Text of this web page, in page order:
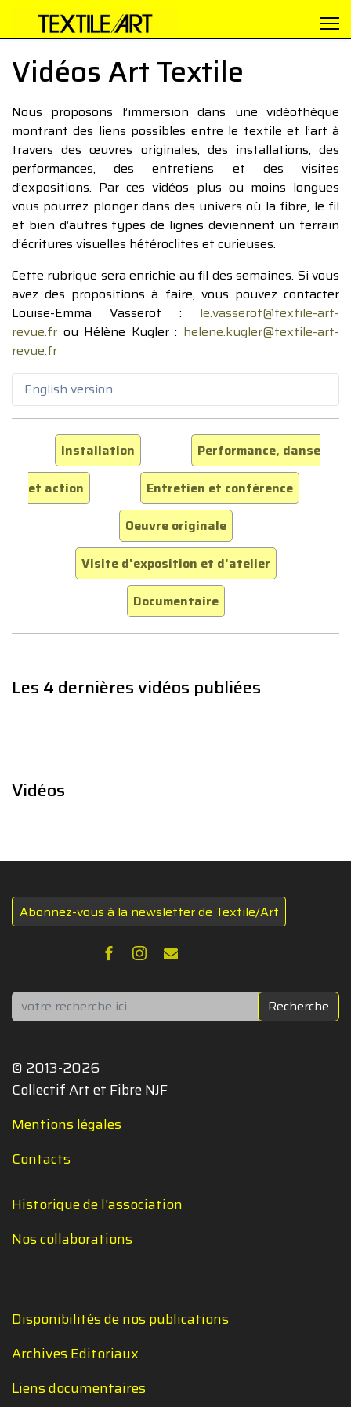
Vidéos Art Textile
Nous proposons l’immersion dans une vidéothèque
montrant des liens possibles entre le textile et l’art à
travers des œuvres originales, des installations, des
performances, des entretiens et des visites
d’expositions. Par ces vidéos plus ou moins longues
vous pourrez plonger dans des univers où la fibre, le fil
et bien d’autres types de lignes deviennent un terrain
d’écritures visuelles hétéroclites et curieuses.
Cette rubrique sera enrichie au fil des semaines. Si vous
avez des propositions à faire, vous pouvez contacter
Louise-Emma Vasserot : le.vasserot@textile-art-
revue.fr ou Hélène Kugler : helene.kugler@textile-art-
revue.fr
English version
Installation
Performance, danse
et action
Entretien et conférence
Oeuvre originale
Visite d'exposition et d'atelier
Documentaire
Les 4 dernières vidéos publiées
Vidéos
Abonnez-vous à la newsletter de Textile/Art
Rechercher Recherche
© 2013-2026
Collectif Art et Fibre NJF
Mentions légales
Contacts
Historique de l'association
Nos collaborations
Disponibilités de nos publications
Archives Editoriaux
Liens documentaires